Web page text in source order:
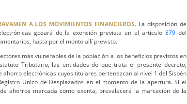
A LOS MOVIMIENTOS FINANCIEROS. La disposición de
gozará de la exención prevista en el artículo879 del
hasta por el monto allí previsto.
más vulnerables de la población a los beneficios previstos en
Tributario, las entidades de que trata el presente decreto,
electrónicas cuyos titulares pertenezcan al nivel 1 del Sisbén
Unico de Desplazados en el momento de la apertura. Si el
ahorros marcada como exenta, prevalecerá la marcación de la